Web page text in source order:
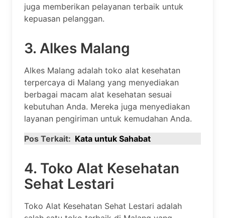
juga memberikan pelayanan terbaik untuk
kepuasan pelanggan.
3. Alkes Malang
Alkes Malang adalah toko alat kesehatan
terpercaya di Malang yang menyediakan
berbagai macam alat kesehatan sesuai
kebutuhan Anda. Mereka juga menyediakan
layanan pengiriman untuk kemudahan Anda.
Pos Terkait: Kata untuk Sahabat
4. Toko Alat Kesehatan
Sehat Lestari
Toko Alat Kesehatan Sehat Lestari adalah